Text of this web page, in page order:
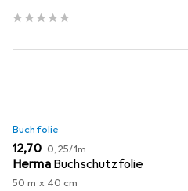
Buchfolie
EUR
12,70 EUR
0,25/1m
Herma Buchschutzfolie
50 m x 40 cm